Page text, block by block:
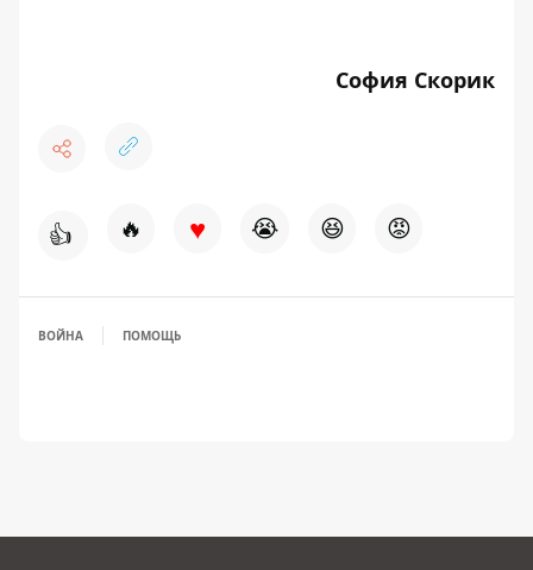
София Скорик
👍 🔥 ♥ 😭 😆 😡
ВОЙНА ПОМОЩЬ